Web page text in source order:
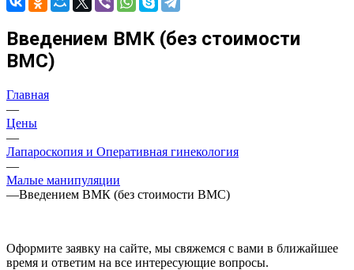
Введением ВМК (без стоимости
ВМС)
Главная
—
Цены
—
Лапароскопия и Оперативная гинекология
—
Малые манипуляции
—Введением ВМК (без стоимости ВМС)
Оформите заявку на сайте, мы свяжемся с вами в ближайшее
время и ответим на все интересующие вопросы.